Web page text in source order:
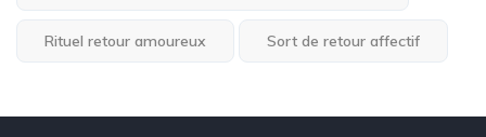
Rituel retour amoureux Sort de retour affectif